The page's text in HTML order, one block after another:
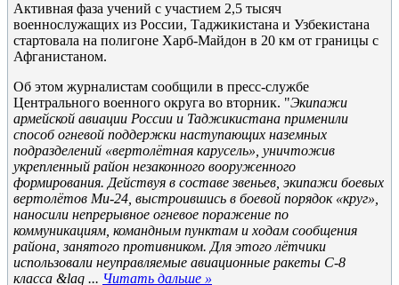
Активная фаза учений с участием 2,5 тысяч
военнослужащих из России, Таджикистана и Узбекистана
стартовала на полигоне Харб-Майдон в 20 км от границы с
Афганистаном.
Об этом журналистам сообщили в пресс-службе
Центрального военного округа во вторник. "Экипажи
армейской авиации России и Таджикистана применили
способ огневой поддержки наступающих наземных
подразделений «вертолётная карусель», уничтожив
укрепленный район незаконного вооруженного
формирования. Действуя в составе звеньев, экипажи боевых
вертолётов Ми-24, выстроившись в боевой порядок «круг»,
наносили непрерывное огневое поражение по
коммуникациям, командным пунктам и ходам сообщения
района, занятого противником. Для этого лётчики
использовали неуправляемые авиационные ракеты С-8
класса &laq ... Читать дальше »